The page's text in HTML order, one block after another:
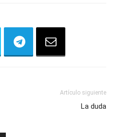
Artículo siguiente
La duda